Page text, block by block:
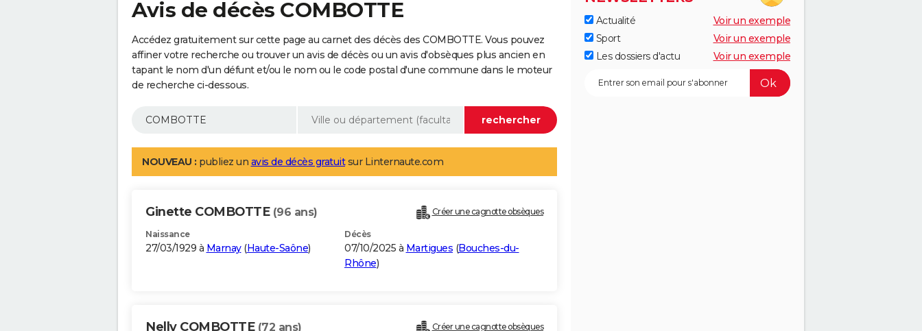
Avis de décès COMBOTTE
Accédez gratuitement sur cette page au carnet des décès des COMBOTTE. Vous pouvez
affiner votre recherche ou trouver un avis de décès ou un avis d'obsèques plus ancien en
tapant le nom d'un défunt et/ou le nom ou le code postal d'une commune dans le moteur
de recherche ci-dessous.
NOUVEAU : publiez un avis de décès gratuitsur Linternaute.com
Ginette COMBOTTE (96 ans) Créer une cagnotte obsèques
Naissance
27/03/1929 à Marnay(Haute-Saône)
Décès
07/10/2025 à Martigues (Bouches-du-
Rhône)
Nelly COMBOTTE (72 ans) Créer une cagnotte obsèques
Actualité
Voir un exemple
Sport
Voir un exemple
Les dossiers d'actu
Voir un exemple